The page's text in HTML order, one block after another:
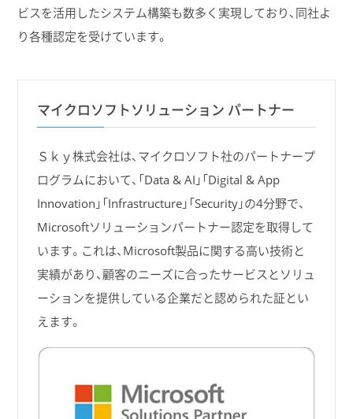
ビスを活用したシステム構築も数多く実現しており、同社よ
り各種認定を受けています。
マイクロソフトソリューション パートナー
Ｓｋｙ株式会社は、マイクロソフト社のパートナープ
ログラムにおいて、「Data & AI」「Digital & App
Innovation」「Infrastructure」「Security」の4分野で、
Microsoftソリューションパートナー認定を取得して
います。これは、Microsoft製品に関する高い技術と
実績があり、顧客のニーズに合ったサービスとソリュ
ーションを提供している企業だと認められた証とい
えます。